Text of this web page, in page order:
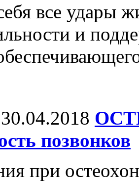
все удары
и
30.04.2018
позвонков
при